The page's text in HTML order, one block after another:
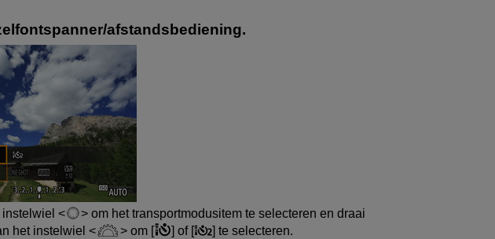
afstandsbediening.
om het transportmodusitem te selecteren en draai
het instelwiel
om [ ] of [ ] te selecteren.